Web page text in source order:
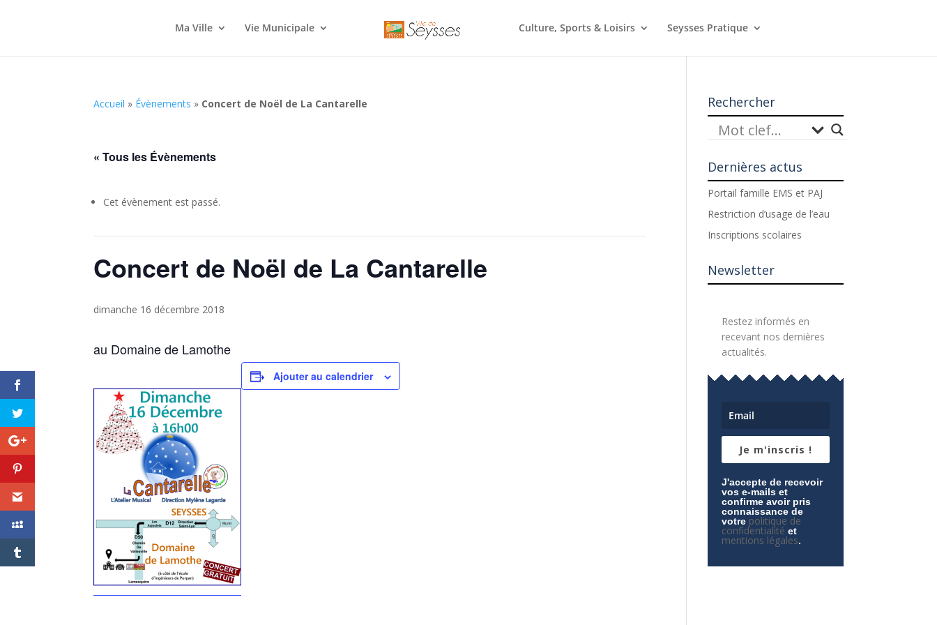
Ma Ville Vie Municipale Culture, Sports & Loisirs Seysses Pratique
Accueil » Évènements » Concert de Noël de La Cantarelle
« Tous les Évènements
Cet évènement est passé.
Concert de Noël de La Cantarelle
dimanche 16 décembre 2018
au Domaine de Lamothe
Ajouter au calendrier
Rechercher
Dernières actus
Portail famille EMS et PAJ
Restriction d’usage de l’eau
Inscriptions scolaires
Newsletter
Restez informés en
recevant nos dernières
actualités.
Je m'inscris !
J'accepte de recevoir
vos e-mails et
confirme avoir pris
connaissance de
votre politique de
confidentialité et
mentions légales.